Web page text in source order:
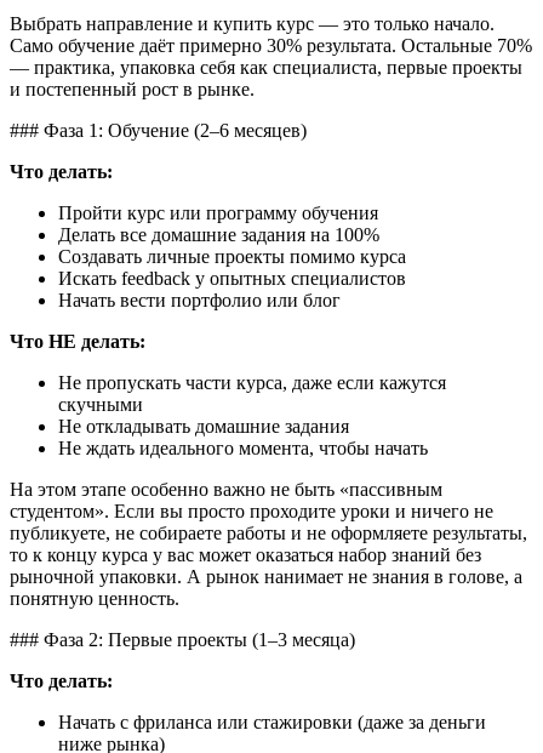
Выбрать направление и купить курс — это только начало.
Само обучение даёт примерно 30% результата. Остальные 70%
— практика, упаковка себя как специалиста, первые проекты
и постепенный рост в рынке.
### Фаза 1: Обучение (2–6 месяцев)
Что делать:
Пройти курс или программу обучения
Делать все домашние задания на 100%
Создавать личные проекты помимо курса
Искать feedback у опытных специалистов
Начать вести портфолио или блог
Что НЕ делать:
Не пропускать части курса, даже если кажутся
скучными
Не откладывать домашние задания
Не ждать идеального момента, чтобы начать
На этом этапе особенно важно не быть «пассивным
студентом». Если вы просто проходите уроки и ничего не
публикуете, не собираете работы и не оформляете результаты,
то к концу курса у вас может оказаться набор знаний без
рыночной упаковки. А рынок нанимает не знания в голове, а
понятную ценность.
### Фаза 2: Первые проекты (1–3 месяца)
Что делать:
Начать с фриланса или стажировки (даже за деньги
ниже рынка)